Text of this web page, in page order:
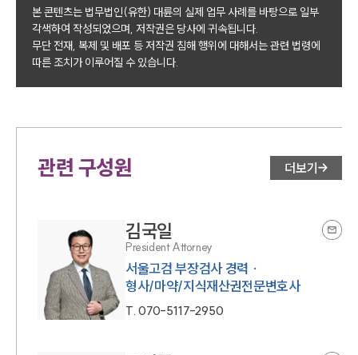
본 콘텐츠는 법무법인(유한) 대륜의 실제 업무 사례를 바탕으로 일부
각색하여 작성되었으며, 저작권은 당사에 귀속됩니다.
무단 전재, 복제 및 배포 등 저작권 침해 행위에 대해서는 관련 법령에
따른 조치가 이루어질 수 있습니다.
관련 구성원 더보기
김국일
President Attorney
서울고검 부장검사 경력 ·
형사/마약/지식재산권전문변호사
T.070-5117-2950